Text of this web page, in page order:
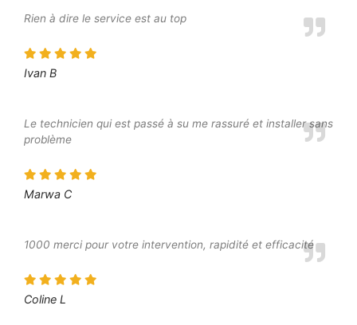
Rien à dire le service est au top
Ivan B
Le technicien qui est passé à su me rassuré et installer sans
problème
Marwa C
1000 merci pour votre intervention, rapidité et efficacité
Coline L